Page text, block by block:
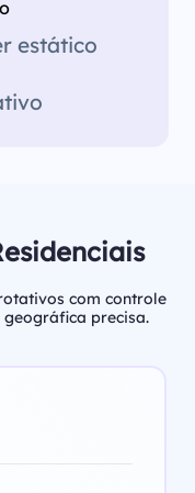
estático
com controle
geográfica precisa.